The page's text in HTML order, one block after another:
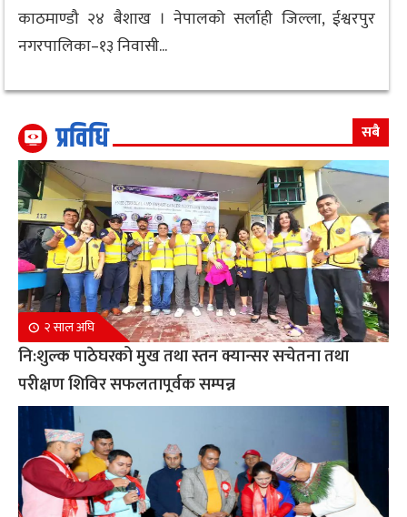
काठमाण्डौ २४ बैशाख । नेपालको सर्लाही जिल्ला, ईश्वरपुर
नगरपालिका–१३ निवासी...
प्रविधि सबै
२ साल अघि
नि:शुल्क पाठेघरको मुख तथा स्तन क्यान्सर सचेतना तथा
परीक्षण शिविर सफलतापूर्वक सम्पन्न